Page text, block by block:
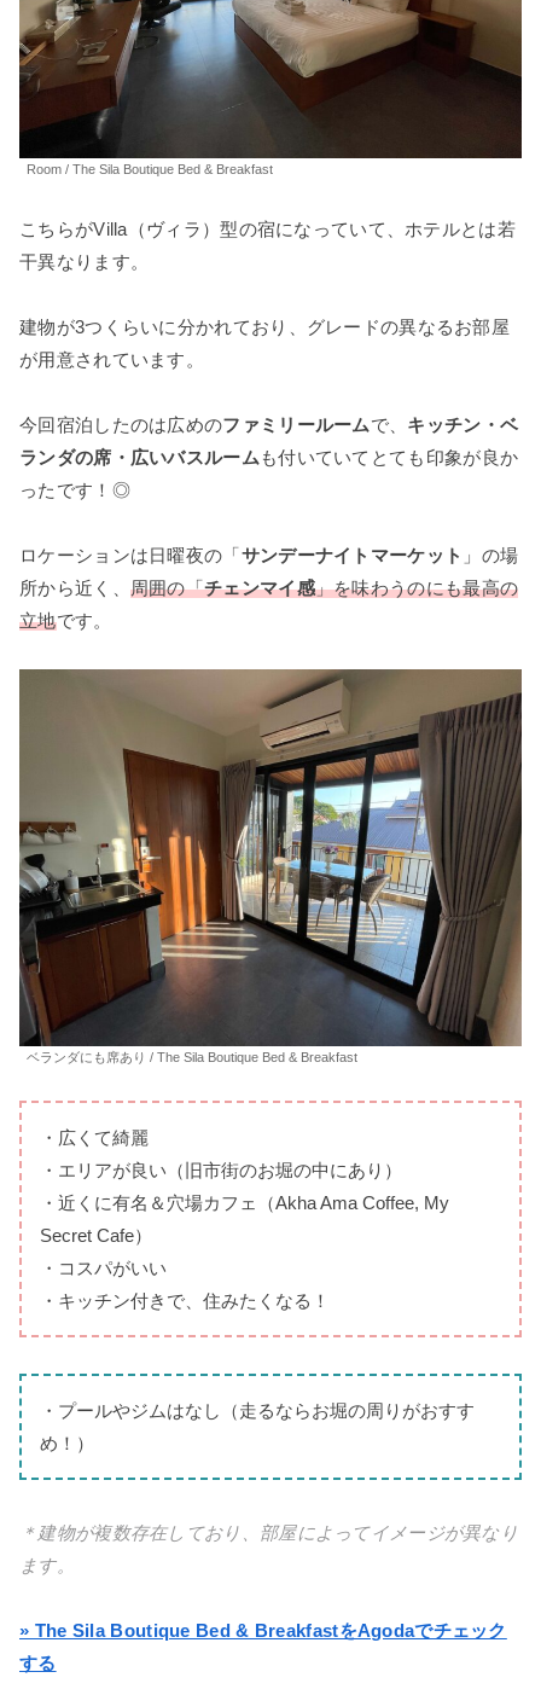
Room / The Sila Boutique Bed & Breakfast
こちらがVilla（ヴィラ）型の宿になっていて、ホテルとは若
干異なります。
建物が3つくらいに分かれており、グレードの異なるお部屋
が用意されています。
今回宿泊したのは広めのファミリールームで、 キッチン・ベ
ランダの席・広いバスルーム も付いていてとても印象が良か
ったです！◎
ロケーションは日曜夜の「サンデーナイトマーケット 」の場
所から近く、 周囲の「チェンマイ感」を味わうのにも最高の
立地です。
ベランダにも席あり / The Sila Boutique Bed & Breakfast
・広くて綺麗
・エリアが良い（旧市街のお堀の中にあり）
・近くに有名＆穴場カフェ（Akha Ama Coffee, My
Secret Cafe）
・コスパがいい
・キッチン付きで、住みたくなる！
・プールやジムはなし（走るならお堀の周りがおすす
め！）
＊建物が複数存在しており、部屋によってイメージが異なり
ます。
» The Sila Boutique Bed & BreakfastをAgodaでチェック
する